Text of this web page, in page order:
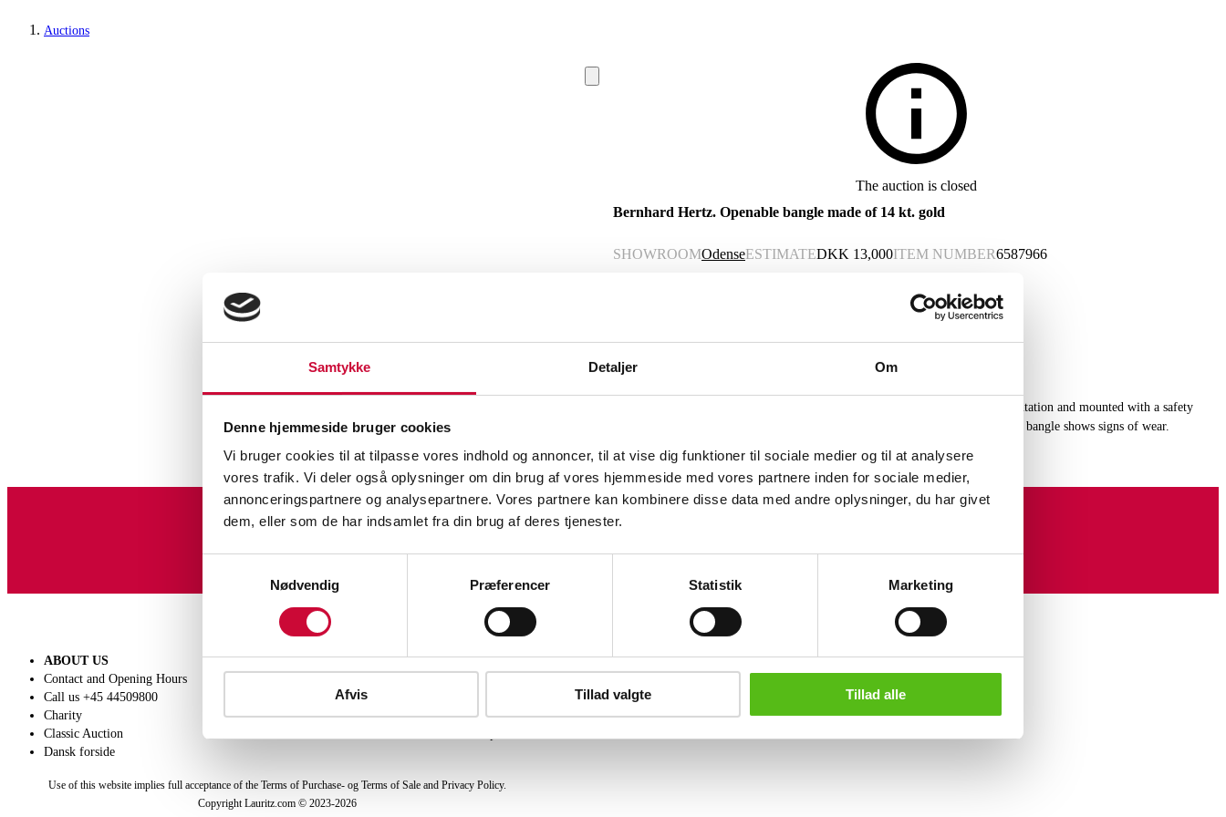
Samtykke Detaljer Om
Denne hjemmeside bruger cookies
Vi bruger cookies til at tilpasse vores indhold og annoncer, til at vise dig funktioner til sociale medier og til at analysere
vores trafik. Vi deler også oplysninger om din brug af vores hjemmeside med vores partnere inden for sociale medier,
annonceringspartnere og analysepartnere. Vores partnere kan kombinere disse data med andre oplysninger, du har givet
dem, eller som de har indsamlet fra din brug af deres tjenester.
Nødvendig
Præferencer Statistik Marketing
Afvis Tillad valgte Tillad alle
Auctions
The auction is closed
Bernhard Hertz. Openable bangle made of 14 kt. gold
SHOWROOMOdenseESTIMATEDKK 13,000ITEM NUMBER6587966
Automatic translation from Danish.
Bernhard Hertz. Openable bangle of 14 kt. gold adorned with chiseled ornamentation and mounted with a safety
hasp. Weight: approx. 17.8 g. Internal dimensions: 6 x 5.5 cm. W. 1.1 cm. The bangle shows signs of wear.
Similar lots
ABOUT US
Contact and Opening Hours
Call us +45 44509800
Charity
Classic Auction
Dansk forside
SELL
Conditions of sale
PURCHASE
Privacy Policy
Use of this website implies full acceptance of the Terms of Purchase- og Terms of Sale and Privacy Policy.
Copyright Lauritz.com © 2023-2026